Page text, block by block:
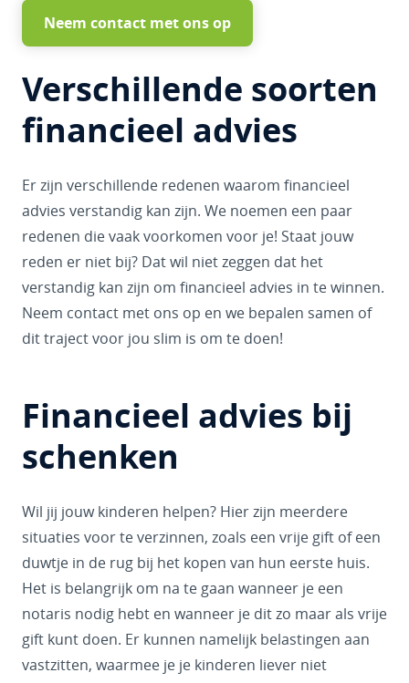
Neem contact met ons op
Verschillende soorten
financieel advies
Er zijn verschillende redenen waarom financieel
advies verstandig kan zijn. We noemen een paar
redenen die vaak voorkomen voor je! Staat jouw
reden er niet bij? Dat wil niet zeggen dat het
verstandig kan zijn om financieel advies in te winnen.
Neem contact met ons op en we bepalen samen of
dit traject voor jou slim is om te doen!
Financieel advies bij
schenken
Wil jij jouw kinderen helpen? Hier zijn meerdere
situaties voor te verzinnen, zoals een vrije gift of een
duwtje in de rug bij het kopen van hun eerste huis.
Het is belangrijk om na te gaan wanneer je een
notaris nodig hebt en wanneer je dit zo maar als vrije
gift kunt doen. Er kunnen namelijk belastingen aan
vastzitten, waarmee je je kinderen liever niet